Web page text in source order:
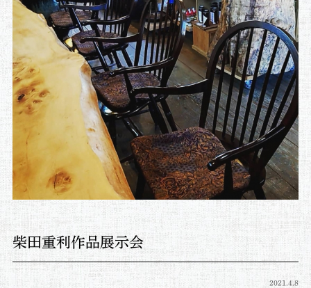
柴田重利作品展示会
2021.4.8